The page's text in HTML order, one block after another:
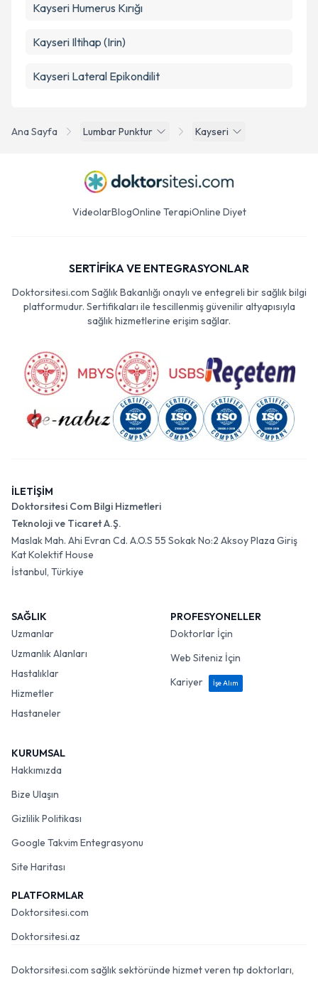
Ana Sayfa Lumbar Punktur Kayseri
Kayseri Humerus Kırığı
Kayseri Iltihap (Irin)
Kayseri Lateral Epikondilit
VideolarBlogOnline TerapiOnline Diyet
SERTİFİKA VE ENTEGRASYONLAR
Doktorsitesi.com Sağlık Bakanlığı onaylı ve entegreli bir sağlık bilgi
platformudur. Sertifikaları ile tescillenmiş güvenilir altyapısıyla
sağlık hizmetlerine erişim sağlar.
İLETİŞİM
Doktorsitesi Com Bilgi Hizmetleri
Teknoloji ve Ticaret A.Ş.
Maslak Mah. Ahi Evran Cd. A.O.S 55 Sokak No:2 Aksoy Plaza Giriş
Kat Kolektif House
İstanbul, Türkiye
SAĞLIK
Uzmanlar
Uzmanlık Alanları
Hastalıklar
Hizmetler
Hastaneler
PROFESYONELLER
Doktorlar İçin
Web Siteniz İçin
Kariyer
İşe Alım
KURUMSAL
Hakkımızda
Bize Ulaşın
Gizlilik Politikası
Google Takvim Entegrasyonu
Site Haritası
PLATFORMLAR
Doktorsitesi.com
Doktorsitesi.az
Doktorsitesi.com sağlık sektöründe hizmet veren tıp doktorları,